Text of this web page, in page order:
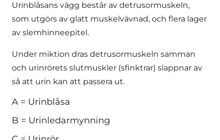
Urinblåsans vägg består av detrusormuskeln,
som utgörs av glatt muskelvävnad, och flera lager
av slemhinneepitel.
Under miktion dras detrusormuskeln samman
och urinrörets slutmuskler (sfinktrar) slappnar av
så att urin kan att passera ut.
A = Urinblåsa
B = Urinledarmynning